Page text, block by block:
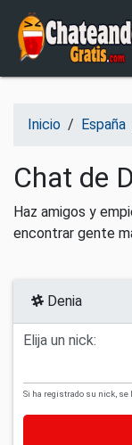
Salir del contenido
Inicio / España
Chat de
Haz amigos y
encontrar gente
Denia
Elija un nick:
Si ha registrado su nick, se